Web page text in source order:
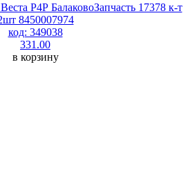
P4Р БалаковоЗапчасть 17378 к-т
8450007974
код: 349038
331.00
в корзину